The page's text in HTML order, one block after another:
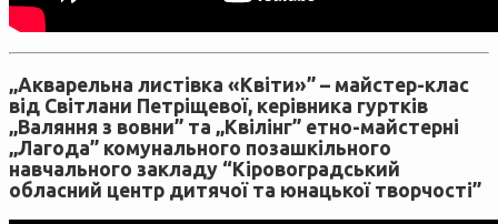
„Акварельна листівка «Квіти»” – майстер-клас
від Світлани Петріщевої, керівника гуртків
„Валяння з вовни” та „Квілінг” етно-майстерні
„Лагода” комунального позашкільного
навчального закладу “Кіровоградський
обласний центр дитячої та юнацької творчості”